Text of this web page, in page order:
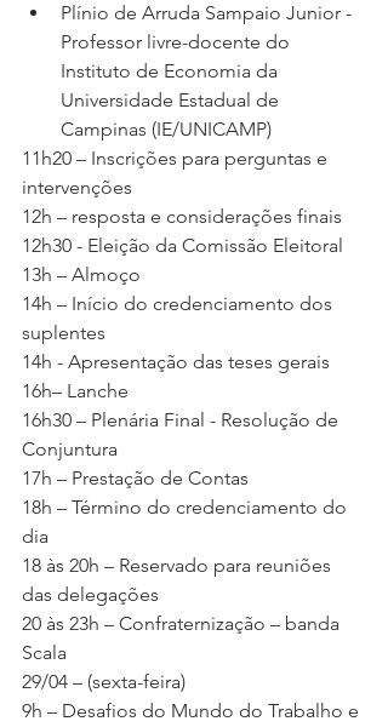
Plínio de Arruda Sampaio Junior -
Professor livre-docente do
Instituto de Economia da
Universidade Estadual de
Campinas (IE/UNICAMP)
11h20 – Inscrições para perguntas e
intervenções
12h – resposta e considerações finais
12h30 - Eleição da Comissão Eleitoral
13h – Almoço
14h – Início do credenciamento dos
suplentes
14h - Apresentação das teses gerais
16h– Lanche
16h30 – Plenária Final - Resolução de
Conjuntura
17h – Prestação de Contas
18h – Término do credenciamento do
dia
18 às 20h – Reservado para reuniões
das delegações
20 às 23h – Confraternização – banda
Scala
29/04 – (sexta-feira)
9h – Desafios do Mundo do Trabalho e